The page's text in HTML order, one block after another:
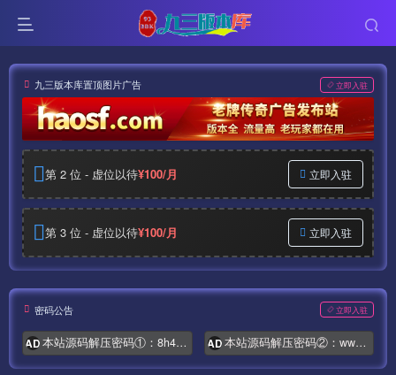
九三版本库置顶图片广告 立即入驻
第 2 位 - 虚位以待¥100/月 立即入驻
第 3 位 - 虚位以待¥100/月 立即入驻
密码公告 立即入驻
AD 本站源码解压密码①：8h4.com AD 本站源码解压密码②：www.syymw.com